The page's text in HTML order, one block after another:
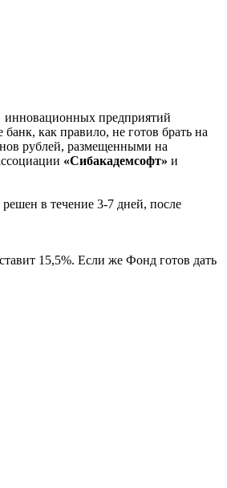
инновационных предприятий
как правило, не готов брать на
рублей, размещенными на
«Сибакадемсофт» и
в течение 3-7 дней, после
15,5%. Если же Фонд готов дать